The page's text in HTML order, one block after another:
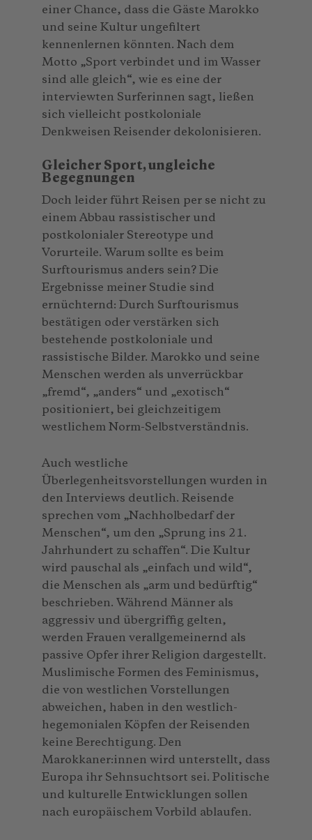
einer Chance, dass die Gäste Marokko
und seine Kultur ungefiltert
kennenlernen könnten. Nach dem
Motto „Sport verbindet und im Wasser
sind alle gleich“, wie es eine der
interviewten Surferinnen sagt, ließen
sich vielleicht postkoloniale
Denkweisen Reisender dekolonisieren.
Gleicher Sport, ungleiche
Begegnungen
Doch leider führt Reisen per se nicht zu
einem Abbau rassistischer und
postkolonialer Stereotype und
Vorurteile. Warum sollte es beim
Surftourismus anders sein? Die
Ergebnisse meiner Studie sind
ernüchternd: Durch Surftourismus
bestätigen oder verstärken sich
bestehende postkoloniale und
rassistische Bilder. Marokko und seine
Menschen werden als unverrückbar
„fremd“, „anders“ und „exotisch“
positioniert, bei gleichzeitigem
westlichem Norm-Selbstverständnis.
Auch westliche
Überlegenheitsvorstellungen wurden in
den Interviews deutlich. Reisende
sprechen vom „Nachholbedarf der
Menschen“, um den „Sprung ins 21.
Jahrhundert zu schaffen“. Die Kultur
wird pauschal als „einfach und wild“,
die Menschen als „arm und bedürftig“
beschrieben. Während Männer als
aggressiv und übergriffig gelten,
werden Frauen verallgemeinernd als
passive Opfer ihrer Religion dargestellt.
Muslimische Formen des Feminismus,
die von westlichen Vorstellungen
abweichen, haben in den westlich-
hegemonialen Köpfen der Reisenden
keine Berechtigung. Den
Marokkaner:innen wird unterstellt, dass
Europa ihr Sehnsuchtsort sei. Politische
und kulturelle Entwicklungen sollen
nach europäischem Vorbild ablaufen.